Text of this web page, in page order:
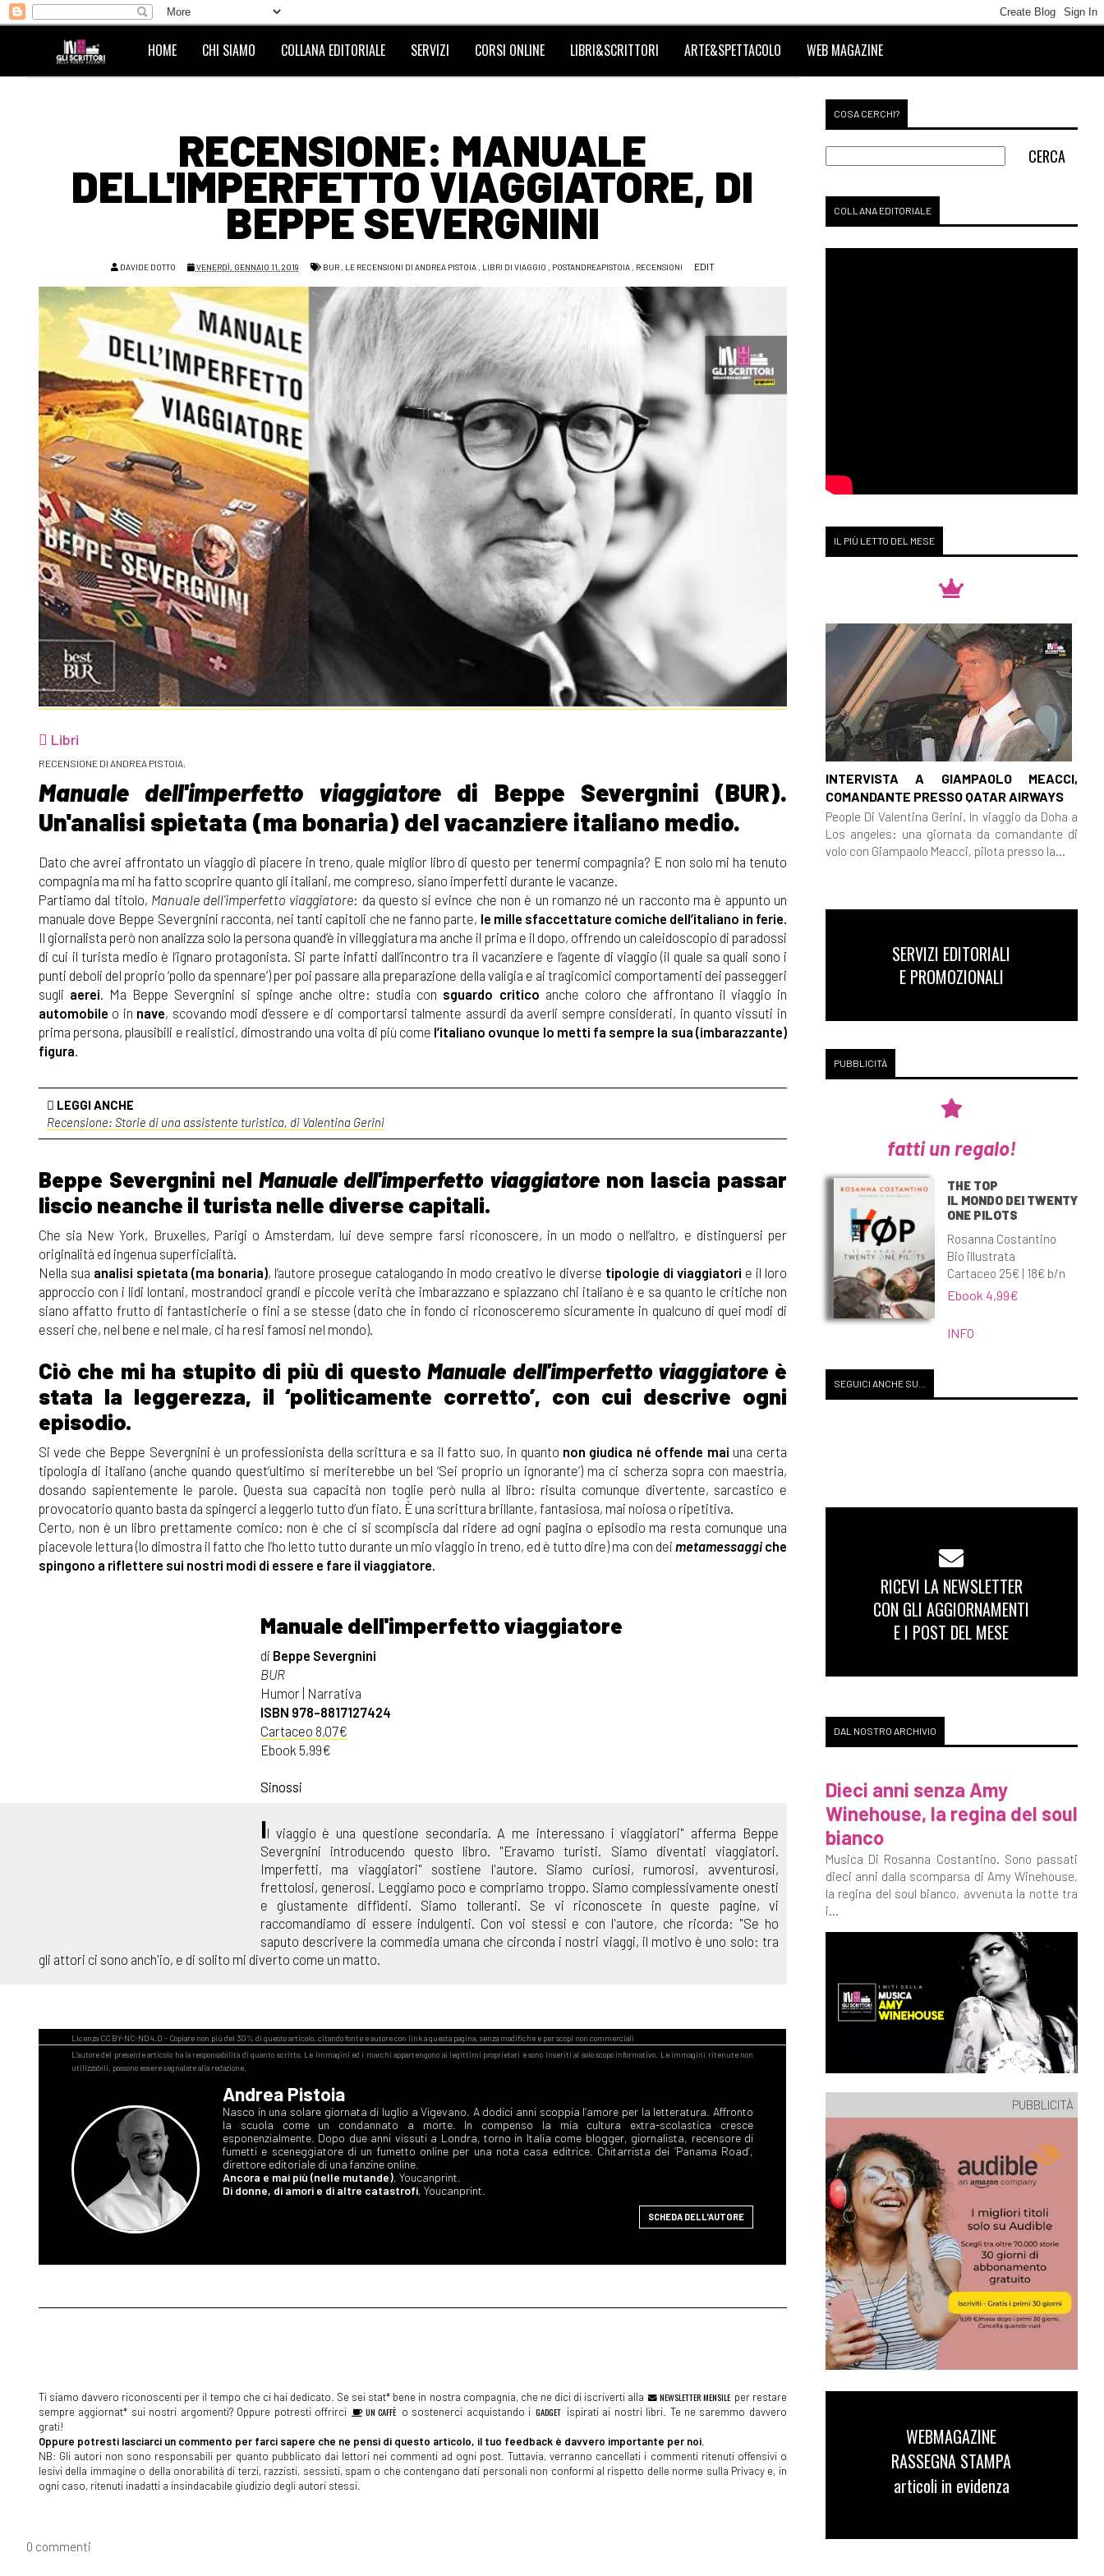
HOME CHI SIAMO COLLANA EDITORIALE SERVIZI CORSI ONLINE LIBRI&SCRITTORI ARTE&SPETTACOLO WEB MAGAZINE
RECENSIONE: MANUALE
DELL'IMPERFETTO VIAGGIATORE, DI
BEPPE SEVERGNINI
DAVIDE DOTTO VENERDÌ, GENNAIO 11, 2019 BUR, LE RECENSIONI DI ANDREA PISTOIA, LIBRI DI VIAGGIO , POSTANDREAPISTOIA, RECENSIONI EDIT
Libri
RECENSIONE DI ANDREA PISTOIA.
Manuale dell'imperfetto viaggiatore di Beppe Severgnini (BUR).
Un'analisi spietata (ma bonaria) del vacanziere italiano medio.
Dato che avrei affrontato un viaggio di piacere in treno, quale miglior libro di questo per tenermi compagnia? E non solo mi ha tenuto
compagnia ma mi ha fatto scoprire quanto gli italiani, me compreso, siano imperfetti durante le vacanze.
Partiamo dal titolo, Manuale dell'imperfetto viaggiatore: da questo si evince che non è un romanzo né un racconto ma è appunto un
manuale dove Beppe Severgnini racconta, nei tanti capitoli che ne fanno parte, le mille sfaccettature comiche dell’italiano in ferie.
Il giornalista però non analizza solo la persona quand’è in villeggiatura ma anche il prima e il dopo, offrendo un caleidoscopio di paradossi
di cui il turista medio è l’ignaro protagonista. Si parte infatti dall’incontro tra il vacanziere e l’agente di viaggio (il quale sa quali sono i
punti deboli del proprio ‘pollo da spennare’) per poi passare alla preparazione della valigia e ai tragicomici comportamenti dei passeggeri
sugli aerei. Ma Beppe Severgnini si spinge anche oltre: studia con sguardo critico anche coloro che affrontano il viaggio in
automobile o in nave, scovando modi d’essere e di comportarsi talmente assurdi da averli sempre considerati, in quanto vissuti in
prima persona, plausibili e realistici, dimostrando una volta di più come l’italiano ovunque lo metti fa sempre la sua (imbarazzante)
figura.
LEGGI ANCHE
Recensione: Storie di una assistente turistica, di Valentina Gerini
Beppe Severgnini nel Manuale dell'imperfetto viaggiatore non lascia passar
liscio neanche il turista nelle diverse capitali.
Che sia New York, Bruxelles, Parigi o Amsterdam, lui deve sempre farsi riconoscere, in un modo o nell’altro, e distinguersi per
originalità ed ingenua superficialità.
Nella sua analisi spietata (ma bonaria), l’autore prosegue catalogando in modo creativo le diverse tipologie di viaggiatori e il loro
approccio con i lidi lontani, mostrandoci grandi e piccole verità che imbarazzano e spiazzano chi italiano è e sa quanto le critiche non
siano affatto frutto di fantasticherie o fini a se stesse (dato che in fondo ci riconosceremo sicuramente in qualcuno di quei modi di
esseri che, nel bene e nel male, ci ha resi famosi nel mondo).
Ciò che mi ha stupito di più di questo Manuale dell'imperfetto viaggiatore è
stata la leggerezza, il ‘politicamente corretto’, con cui descrive ogni
episodio.
Si vede che Beppe Severgnini è un professionista della scrittura e sa il fatto suo, in quanto non giudica né offende mai una certa
tipologia di italiano (anche quando quest’ultimo si meriterebbe un bel ‘Sei proprio un ignorante’) ma ci scherza sopra con maestria,
dosando sapientemente le parole. Questa sua capacità non toglie però nulla al libro: risulta comunque divertente, sarcastico e
provocatorio quanto basta da spingerci a leggerlo tutto d’un fiato. È una scrittura brillante, fantasiosa, mai noiosa o ripetitiva.
Certo, non è un libro prettamente comico: non è che ci si scompiscia dal ridere ad ogni pagina o episodio ma resta comunque una
piacevole lettura (lo dimostra il fatto che l’ho letto tutto durante un mio viaggio in treno, ed è tutto dire) ma con dei metamessaggiche
spingono a riflettere sui nostri modi di essere e fare il viaggiatore.
Manuale dell'imperfetto viaggiatore
di Beppe Severgnini
BUR
Humor | Narrativa
ISBN 978-8817127424
Cartaceo 8,07€
Ebook 5,99€
Sinossi
Il viaggio è una questione secondaria. A me interessano i viaggiatori" afferma Beppe
Severgnini introducendo questo libro. "Eravamo turisti. Siamo diventati viaggiatori.
Imperfetti, ma viaggiatori" sostiene l'autore. Siamo curiosi, rumorosi, avventurosi,
frettolosi, generosi. Leggiamo poco e compriamo troppo. Siamo complessivamente onesti
e giustamente diffidenti. Siamo tolleranti. Se vi riconoscete in queste pagine, vi
raccomandiamo di essere indulgenti. Con voi stessi e con l'autore, che ricorda: "Se ho
saputo descrivere la commedia umana che circonda i nostri viaggi, il motivo è uno solo: tra
gli attori ci sono anch'io, e di solito mi diverto come un matto.
Andrea Pistoia
Nasco in una solare giornata di luglio a Vigevano. A dodici anni scoppia l’amore per la letteratura. Affronto
la scuola come un condannato a morte. In compenso la mia cultura extra-scolastica cresce
esponenzialmente. Dopo due anni vissuti a Londra, torno in Italia come blogger, giornalista, recensore di
fumetti e sceneggiatore di un fumetto online per una nota casa editrice. Chitarrista dei ‘Panama Road’,
direttore editoriale di una fanzine online.
Ancora e mai più (nelle mutande), Youcanprint.
Di donne, di amori e di altre catastrofi, Youcanprint.
SCHEDA DELL'AUTORE
Ti siamo davvero riconoscenti per il tempo che ci hai dedicato. Se sei stat* bene in nostra compagnia, che ne dici di iscriverti alla NEWSLETTER MENSILE per restare
sempre aggiornat* sui nostri argomenti? Oppure potresti offrirci
UN CAFFÈ o sostenerci acquistando i GADGET ispirati ai nostri libri. Te ne saremmo davvero
grati!
Oppure potresti lasciarci un commento per farci sapere che ne pensi di questo articolo, il tuo feedback è davvero importante per noi.
NB: Gli autori non sono responsabili per quanto pubblicato dai lettori nei commenti ad ogni post. Tuttavia, verranno cancellati i commenti ritenuti offensivi o
lesivi della immagine o della onorabilità di terzi, razzisti, sessisti, spam o che contengano dati personali non conformi al rispetto delle norme sulla Privacy e, in
ogni caso, ritenuti inadatti a insindacabile giudizio degli autori stessi.
0 commenti
COSA CERCHI?
COLLANA EDITORIALE
IL PIÙ LETTO DEL MESE
INTERVISTA A GIAMPAOLO MEACCI,
COMANDANTE PRESSO QATAR AIRWAYS
People Di Valentina Gerini. In viaggio da Doha a
Los angeles: una giornata da comandante di
volo con Giampaolo Meacci, pilota presso la...
SERVIZI EDITORIALI
E PROMOZIONALI
PUBBLICITÀ
fatti un regalo!
THE TOP
IL MONDO DEI TWENTY
ONE PILOTS
Rosanna Costantino
Bio illustrata
Cartaceo 25€ | 18€ b/n
Ebook 4,99€
INFO
SEGUICI ANCHE SU...
RICEVI LA NEWSLETTER
CON GLI AGGIORNAMENTI
E I POST DEL MESE
DAL NOSTRO ARCHIVIO
Dieci anni senza Amy
Winehouse, la regina del soul
bianco
Musica Di Rosanna Costantino. Sono passati
dieci anni dalla scomparsa di Amy Winehouse,
la regina del soul bianco, avvenuta la notte tra
i...
PUBBLICITÀ
WEBMAGAZINE
RASSEGNA STAMPA
articoli in evidenza